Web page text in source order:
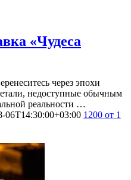
«Чудеса
через эпохи
недоступные обычным
реальности …
06T14:30:00+03:00 1200 от 1